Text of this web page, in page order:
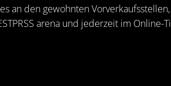
an den gewohnten
arena und jederzeit im Online-